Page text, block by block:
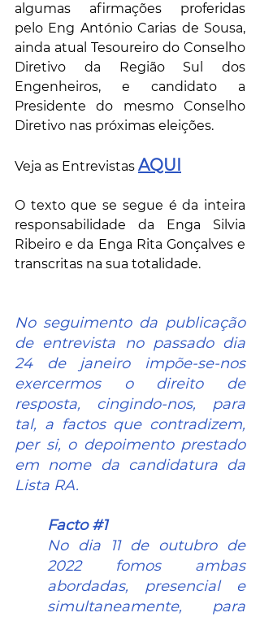
algumas afirmações proferidas
pelo Eng António Carias de Sousa,
ainda atual Tesoureiro do Conselho
Diretivo da Região Sul dos
Engenheiros, e candidato a
Presidente do mesmo Conselho
Diretivo nas próximas eleições.
Veja as Entrevistas AQUI
O texto que se segue é da inteira
responsabilidade da Enga Silvia
Ribeiro e da Enga Rita Gonçalves e
transcritas na sua totalidade.
No seguimento da publicação
de entrevista no passado dia
24 de janeiro impõe-se-nos
exercermos o direito de
resposta, cingindo-nos, para
tal, a factos que contradizem,
per si, o depoimento prestado
em nome da candidatura da
Lista RA.
Facto #1
No dia 11 de outubro de
2022 fomos ambas
abordadas, presencial e
simultaneamente, para